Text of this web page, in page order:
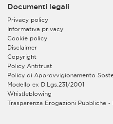
Documenti legali
Privacy policy
Informativa privacy
Cookie policy
Disclaimer
Copyright
Policy Antitrust
Policy di Approvvigionamento
Modello ex D.Lgs.231/2001
Whistleblowing
Trasparenza Erogazioni Pubbliche -